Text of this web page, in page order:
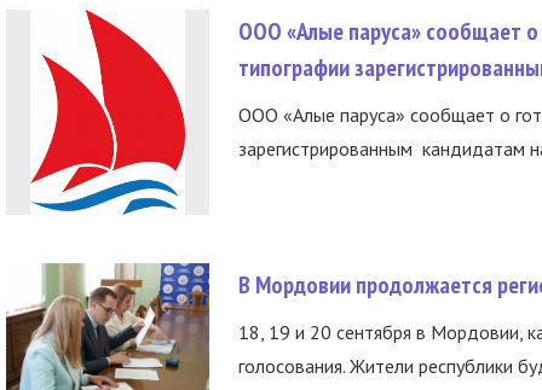
ООО «Алые паруса» сообщает о
типографии
ООО «Алые паруса» сообщает о
зарегистрированным кандидатам
В Мордовии продолжается
18, 19 и 20 сентября в Мордовии,
голосования. Жители республики